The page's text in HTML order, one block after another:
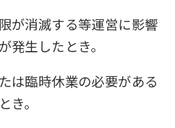
が消滅する等運営に影響
発生したとき。
は臨時休業の必要がある
き。